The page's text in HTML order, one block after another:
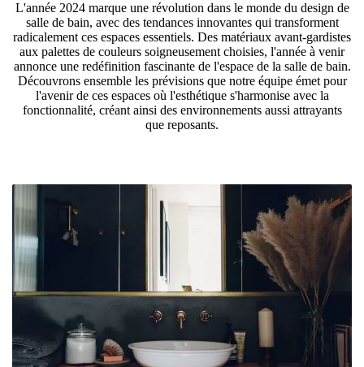
L'année 2024 marque une révolution dans le monde du design de
salle de bain, avec des tendances innovantes qui transforment
radicalement ces espaces essentiels. Des matériaux avant-gardistes
aux palettes de couleurs soigneusement choisies, l'année à venir
annonce une redéfinition fascinante de l'espace de la salle de bain.
Découvrons ensemble les prévisions que notre équipe émet pour
l'avenir de ces espaces où l'esthétique s'harmonise avec la
fonctionnalité, créant ainsi des environnements aussi attrayants
que reposants.